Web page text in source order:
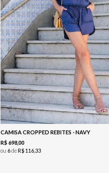
CAMISA CROPPED REBITES - NAVY
R$ 698,00
ou 6deR$ 116,33